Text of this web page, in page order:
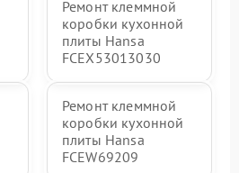
Ремонт клеммной
коробки кухонной
плиты Hansa
FCEX53013030
Ремонт клеммной
коробки кухонной
плиты Hansa
FCEW69209